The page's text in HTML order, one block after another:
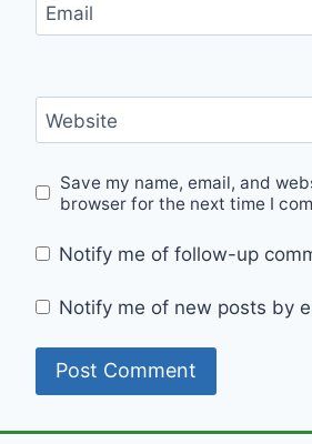
Email
Website
Save my name, email, and
browser for the next time I
Notify me of follow-up
Notify me of new posts by